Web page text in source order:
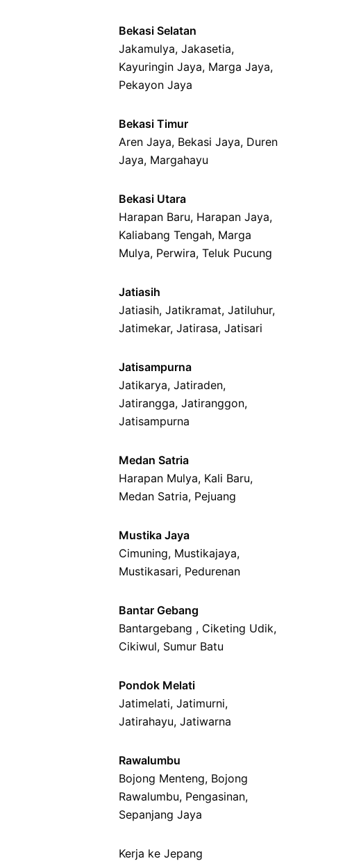
Bekasi Selatan
Jakamulya, Jakasetia,
Kayuringin Jaya, Marga Jaya,
Pekayon Jaya
Bekasi Timur
Aren Jaya, Bekasi Jaya, Duren
Jaya, Margahayu
Bekasi Utara
Harapan Baru, Harapan Jaya,
Kaliabang Tengah, Marga
Mulya, Perwira, Teluk Pucung
Jatiasih
Jatiasih, Jatikramat, Jatiluhur,
Jatimekar, Jatirasa, Jatisari
Jatisampurna
Jatikarya, Jatiraden,
Jatirangga, Jatiranggon,
Jatisampurna
Medan Satria
Harapan Mulya, Kali Baru,
Medan Satria, Pejuang
Mustika Jaya
Cimuning, Mustikajaya,
Mustikasari, Pedurenan
Bantar Gebang
Bantargebang , Ciketing Udik,
Cikiwul, Sumur Batu
Pondok Melati
Jatimelati, Jatimurni,
Jatirahayu, Jatiwarna
Rawalumbu
Bojong Menteng, Bojong
Rawalumbu, Pengasinan,
Sepanjang Jaya
Kerja ke Jepang